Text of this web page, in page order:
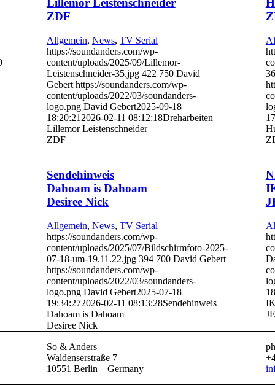
Lillemor Leistenschneider
ZDF
Allgemein, News, TV Serial
https://soundanders.com/wp-
content/uploads/2025/09/Lillemor-
Leistenschneider-35.jpg 422 750 David
Gebert https://soundanders.com/wp-
content/uploads/2022/03/soundanders-
logo.png David Gebert2025-09-18
18:20:21 2026-02-11 08:12:18Dreharbeiten
Lillemor Leistenschneider
ZDF
Sendehinweis
Dahoam is Dahoam
Desiree Nick
Allgemein, News, TV Serial
https://soundanders.com/wp-
content/uploads/2025/07/Bildschirmfoto-2025-
07-18-um-19.11.22.jpg 394 700 David Gebert
https://soundanders.com/wp-
content/uploads/2022/03/soundanders-
logo.png David Gebert2025-07-18
19:34:272026-02-11 08:13:28Sendehinweis
Dahoam is Dahoam
Desiree Nick
So & Anders
Waldenserstraße 7
10551 Berlin – Germany